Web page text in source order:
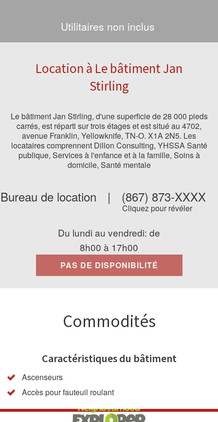
Utilitaires non inclus
Location à Le bâtiment Jan
Stirling
Le bâtiment Jan Stirling, d'une superficie de 28 000 pieds
carrés, est réparti sur trois étages et est situé au 4702,
avenue Franklin, Yellowknife, TN-O. X1A 2N5. Les
locataires comprennent Dillon Consulting, YHSSA Santé
publique, Services à l'enfance et à la famille, Soins à
domicile, Santé mentale
Bureau de location | (867) 873-XXXX
Cliquez pour révéler
Du lundi au vendredi: de
8h00 à 17h00
PAS DE DISPONIBILITÉ
Commodités
Caractéristiques du bâtiment
Ascenseurs
Accès pour fauteuil roulant